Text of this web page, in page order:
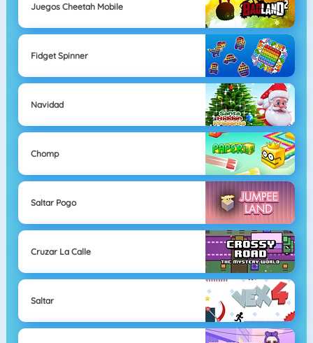
Juegos Cheetah Mobile
Fidget Spinner
Navidad
Chomp
Saltar Pogo
Cruzar La Calle
Saltar